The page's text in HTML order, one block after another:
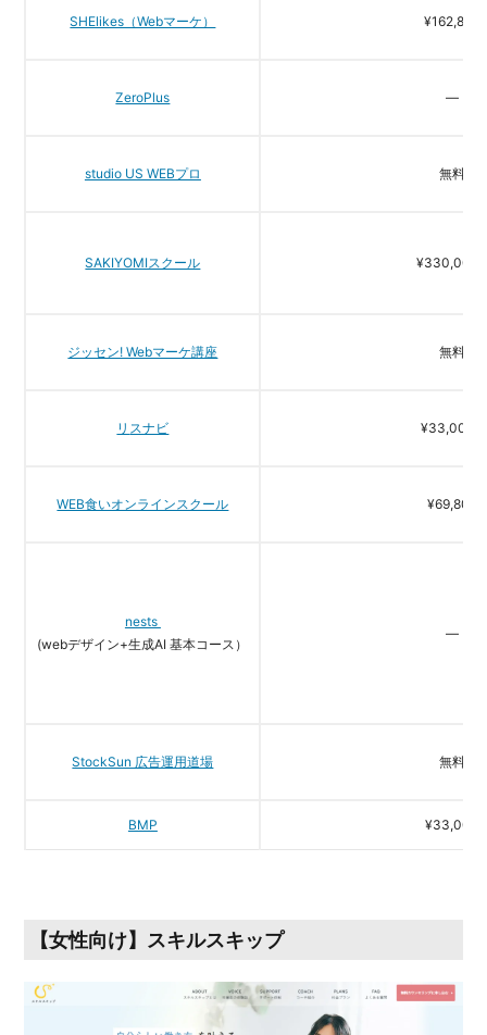
SHElikes（Webマーケ） ¥162,800
ZeroPlus ―
studio US WEBプロ 無料
SAKIYOMIスクール
ジッセン! Webマーケ講座 無料
リ スナビ ¥33,000~
WEB食いオンラインスクール ¥69,800
nests
(webデザイン+生成AI 基本コース）
―
StockSun 広告運用道場 無料
BMP ¥33,000
【女性向け】スキルスキップ